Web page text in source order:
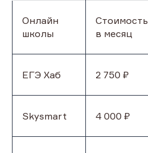
Онлайн
школы
Стоимость
в месяц
ЕГЭ Хаб 2 750 ₽
Skysmart 4 000 ₽